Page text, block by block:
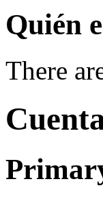
Quién
There